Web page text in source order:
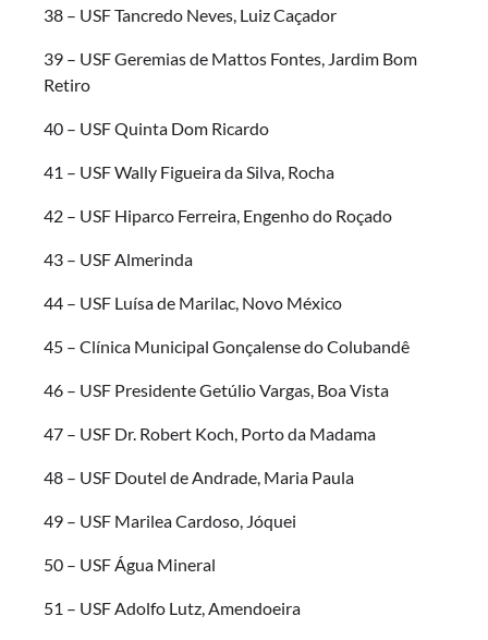
38 – USF Tancredo Neves, Luiz Caçador
39 – USF Geremias de Mattos Fontes, Jardim Bom
Retiro
40 – USF Quinta Dom Ricardo
41 – USF Wally Figueira da Silva, Rocha
42 – USF Hiparco Ferreira, Engenho do Roçado
43 – USF Almerinda
44 – USF Luísa de Marilac, Novo México
45 – Clínica Municipal Gonçalense do Colubandê
46 – USF Presidente Getúlio Vargas, Boa Vista
47 – USF Dr. Robert Koch, Porto da Madama
48 – USF Doutel de Andrade, Maria Paula
49 – USF Marilea Cardoso, Jóquei
50 – USF Água Mineral
51 – USF Adolfo Lutz, Amendoeira